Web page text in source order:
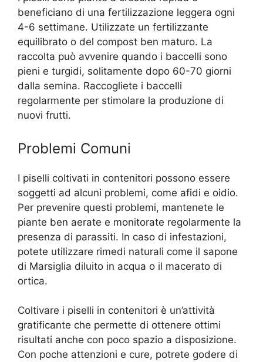
beneficiano di una fertilizzazione leggera ogni
4-6 settimane. Utilizzate un fertilizzante
equilibrato o del compost ben maturo. La
raccolta può avvenire quando i baccelli sono
pieni e turgidi, solitamente dopo 60-70 giorni
dalla semina. Raccogliete i baccelli
regolarmente per stimolare la produzione di
nuovi frutti.
Problemi Comuni
I piselli coltivati in contenitori possono essere
soggetti ad alcuni problemi, come afidi e oidio.
Per prevenire questi problemi, mantenete le
piante ben aerate e monitorate regolarmente la
presenza di parassiti. In caso di infestazioni,
potete utilizzare rimedi naturali come il sapone
di Marsiglia diluito in acqua o il macerato di
ortica.
Coltivare i piselli in contenitori è un’attività
gratificante che permette di ottenere ottimi
risultati anche con poco spazio a disposizione.
Con poche attenzioni e cure, potrete godere di